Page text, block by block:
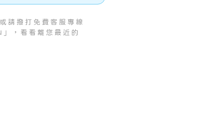
請撥打免費客服專線
，看看離您最近的